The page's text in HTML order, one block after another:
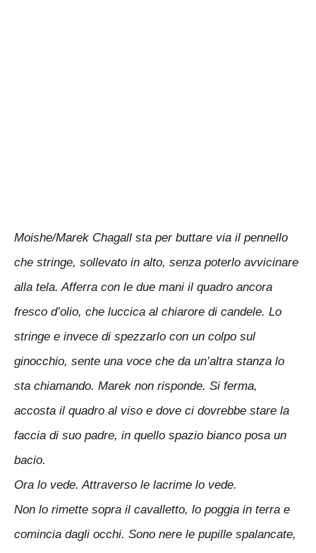
Moishe/Marek Chagall sta per buttare via il pennello
che stringe, sollevato in alto, senza poterlo avvicinare
alla tela. Afferra con le due mani il quadro ancora
fresco d’olio, che luccica al chiarore di candele. Lo
stringe e invece di spezzarlo con un colpo sul
ginocchio, sente una voce che da un’altra stanza lo
sta chiamando. Marek non risponde. Si ferma,
accosta il quadro al viso e dove ci dovrebbe stare la
faccia di suo padre, in quello spazio bianco posa un
bacio.
Ora lo vede. Attraverso le lacrime lo vede.
Non lo rimette sopra il cavalletto, lo poggia in terra e
comincia dagli occhi. Sono nere le pupille spalancate,